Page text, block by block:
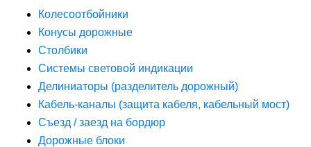
Колесоотбойники
Конусы дорожные
Столбики
Системы световой индикации
Делиниаторы (разделитель дорожный)
Кабель-каналы (защита кабеля, кабельный мост)
Съезд / заезд на бордюр
Дорожные блоки